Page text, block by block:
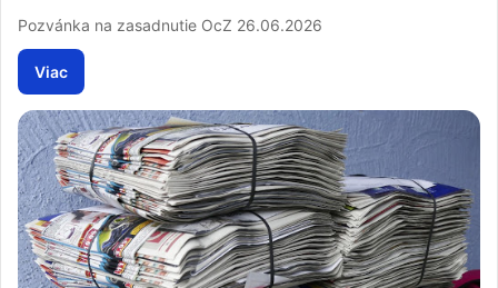
Pozvánka na zasadnutie OcZ 26.06.2026
Viac